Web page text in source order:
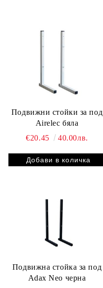
Подвижни стойки за под
Airelec бяла
€20.45
40.00лв.
Подвижна стойка за под
Adax Neo черна